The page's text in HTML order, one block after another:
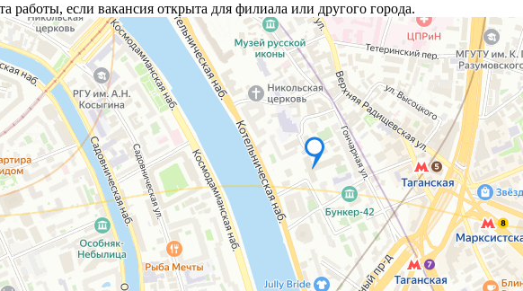
работы, если вакансия открыта для филиала или другого города.